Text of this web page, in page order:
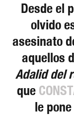
Desde el
olvido
asesinato
aquellos
Adalid del
que
le